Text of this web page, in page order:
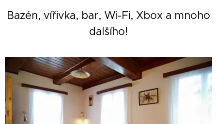
Bazén, vířivka, bar, Wi-Fi, Xbox a mnoho
dalšího!